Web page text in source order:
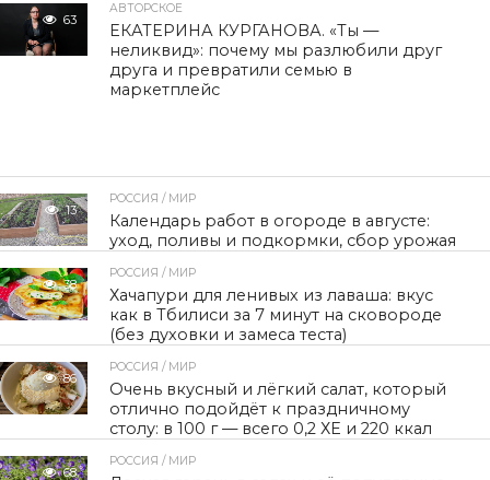
63
АВТОРСКОЕ
ЕКАТЕРИНА КУРГАНОВА. «Ты —
неликвид»: почему мы разлюбили друг
друга и превратили семью в
маркетплейс
13
РОССИЯ / МИР
Календарь работ в огороде в августе:
уход, поливы и подкормки, сбор урожая
38
РОССИЯ / МИР
Хачапури для ленивых из лаваша: вкус
как в Тбилиси за 7 минут на сковороде
(без духовки и замеса теста)
86
РОССИЯ / МИР
Очень вкусный и лёгкий салат, который
отлично подойдёт к праздничному
столу: в 100 г — всего 0,2 ХЕ и 220 ккал
68
РОССИЯ / МИР